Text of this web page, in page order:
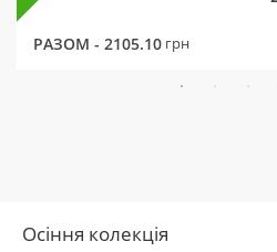
РАЗОМ - 2105.10 грн
Осіння колекція